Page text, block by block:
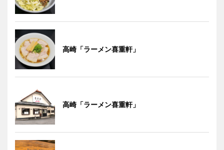
高崎「ラーメン喜重軒」
高崎「ラーメン喜重軒」